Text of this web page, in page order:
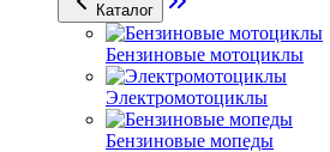
Каталог
Бензиновые мотоциклы
Электромотоциклы
Бензиновые мопеды